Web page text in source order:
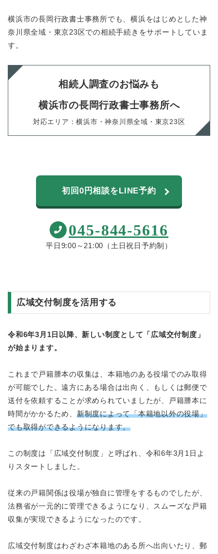
横浜市の長岡行政書士事務所でも、横浜をはじめとした神
奈川県全域・東京23区での相続手続きをサポートしていま
す。
相続人調査のお悩みも
横浜市の長岡行政書士事務所へ
対応エリア：横浜市・神奈川県全域・東京23区
初回0円相談をLINE予約
045-844-5616
平日9:00～21:00（土日祝日予約制）
広域交付制度を活用する
令和6年3月1日以降、新しい制度として「広域交付制度」
が始まります。
これまで戸籍謄本の収集は、本籍地のある役場でのみ取得
が可能でした。遠方にある場合は出向く、もしくは郵便で
送付を依頼することが求められていましたが、戸籍謄本に
時間がかかるため、 新制度によって「本籍地以外の役場」
でも取得ができるようになります。
この制度は「広域交付制度」と呼ばれ、令和6年3月1日よ
りスタートしました。
従来の戸籍関係は役場が独自に管理をするものでしたが、
法務省が一元的に管理できるようになり、スムーズな戸籍
収集が実現できるようになったのです。
広域交付制度はわざわざ本籍地のある所へ出向いたり、郵